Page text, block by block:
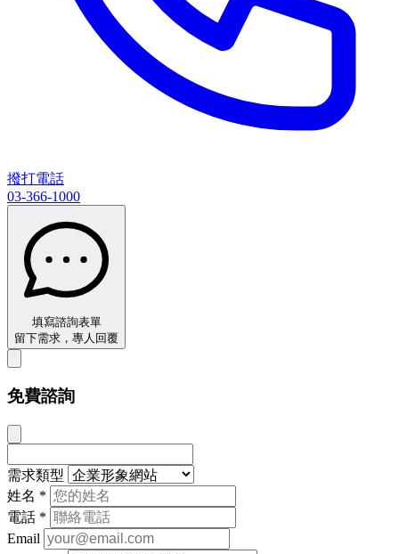
撥打電話
03-366-1000
填寫諮詢表單
留下需求，專人回覆
免費諮詢
需求類型
姓名 *
電話 *
Email